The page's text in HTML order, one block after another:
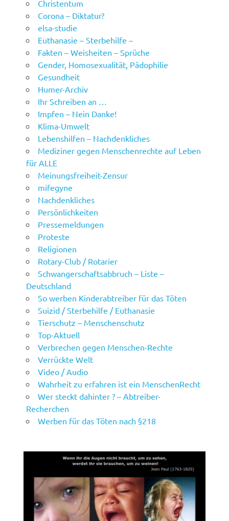
Christentum
Corona – Diktatur?
elsa-studie
Euthanasie – Sterbehilfe –
Fakten – Weisheiten – Sprüche
Gender, Homosexualität, Pädophilie
Gesundheit
Humer-Archiv
Ihr Schreiben an …
Impfen – Nein Danke!
Klima-Umwelt
Lebenshilfen – Nachdenkliches
Mediziner gegen Menschenrechte auf Leben
für ALLE
Meinungsfreiheit-Zensur
mifegyne
Nachdenkliches
Persönlichkeiten
Pressemeldungen
Proteste
Religionen
Rotary-Club / Rotarier
Schwangerschaftsabbruch – Liste –
Deutschland
So werben Kinderabtreiber für das Töten
Suizid / Sterbehilfe / Euthanasie
Tierschutz – Menschenschutz
Top-Aktuell
Verbrechen gegen Menschen-Rechte
Verrückte Welt
Video / Audio
Wahrheit zu erfahren ist ein MenschenRecht
Wer steckt dahinter ? – Abtreiber-
Recherchen
Werben für das Töten nach §218